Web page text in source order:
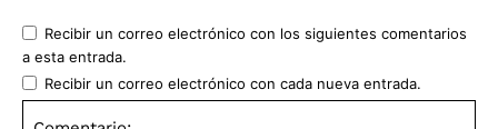
Recibir un correo electrónico con los siguientes comentarios
a esta entrada.
Recibir un correo electrónico con cada nueva entrada.